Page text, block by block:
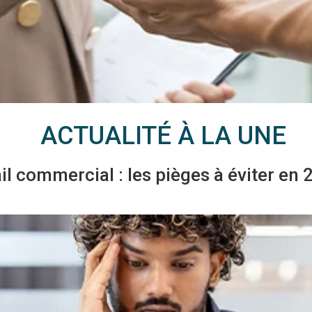
ACTUALITÉ À LA UNE
commercial : les pièges à éviter en